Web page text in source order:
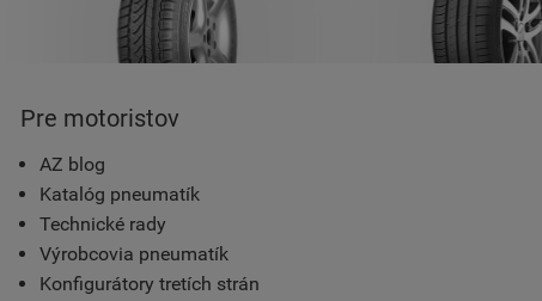
Pre motoristov
AZ blog
Katalóg pneumatík
Technické rady
Výrobcovia pneumatík
Konfigurátory tretích strán